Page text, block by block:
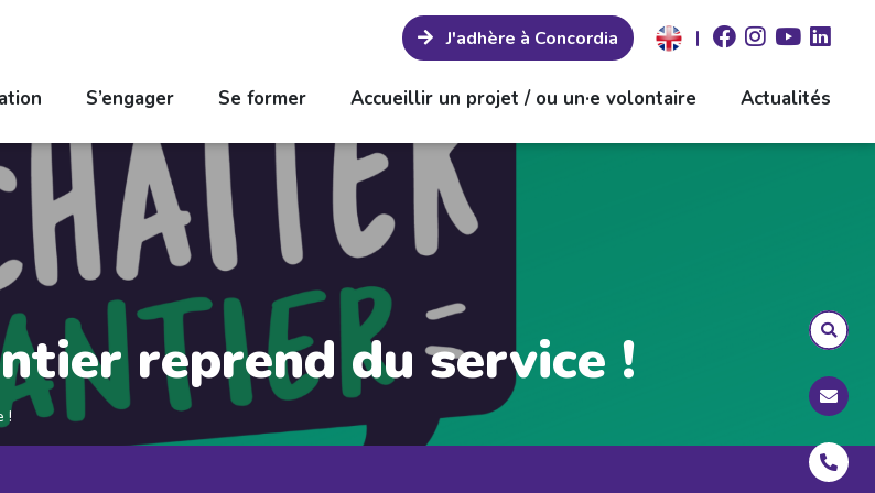
J'adhère à Concordia |
S’engager Se former Accueillir un projet / ou un·e volontaire Actualités
reprend du service !
!